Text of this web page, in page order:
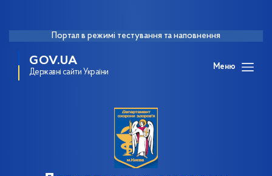
Портал в режимі тестування та наповнення
GOV.UA
Державні сайти України
Меню